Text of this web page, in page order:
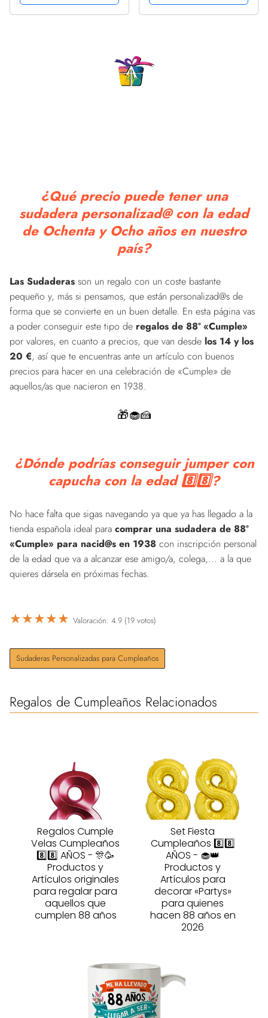
¿Qué precio puede tener una
sudadera personalizad@ con la edad
de Ochenta y Ocho años en nuestro
país?
Las Sudaderas son un regalo con un coste bastante
pequeño y, más si pensamos, que están personalizad@s de
forma que se convierte en un buen detalle. En esta página vas
a poder conseguir este tipo de regalos de 88º «Cumple»
por valores, en cuanto a precios, que van desde los 14 y los
20 €, así que te encuentras ante un artículo con buenos
precios para hacer en una celebración de «Cumple» de
aquellos/as que nacieron en 1938.
🎁🧁🍰
¿Dónde podrías conseguir jumper con
capucha con la edad 8️⃣8️⃣?
No hace falta que sigas navegando ya que ya has llegado a la
tienda española ideal para comprar una sudadera de 88º
«Cumple» para nacid@s en 1938 con inscripción personal
de la edad que va a alcanzar ese amigo/a, colega,... a la que
quieres dársela en próximas fechas.
★★★★★ Valoración: 4.9 (19 votos)
Sudaderas Personalizadas para Cumpleaños
Regalos de Cumpleaños Relacionados
Regalos Cumple
Velas Cumpleaños
8️⃣8️⃣ AÑOS - 🎊🥳
Productos y
Artículos originales
para regalar para
aquellos que
cumplen 88 años
Set Fiesta
Cumpleaños 8️⃣8️⃣
AÑOS - 🧁👑
Productos y
Artículos para
decorar «Partys»
para quienes
hacen 88 años en
2026